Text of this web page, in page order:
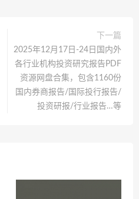
下一篇
2025年12月17日-24日国内外
各行业机构投资研究报告PDF
资源网盘合集，包含1160份
国内券商报告/国际投行报告/
投资研报/行业报告…等